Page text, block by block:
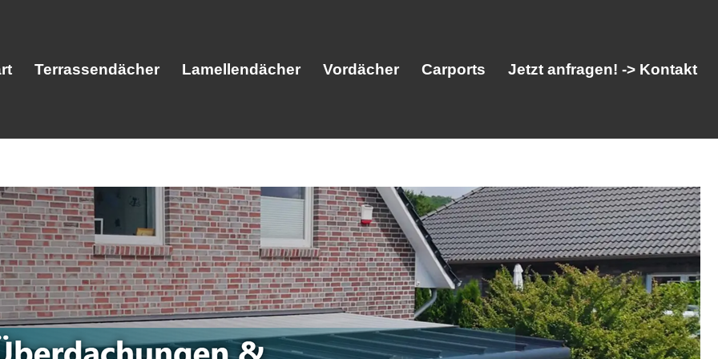
Terrassendächer Lamellendächer Vordächer Carports Jetzt anfragen! -> Kontakt